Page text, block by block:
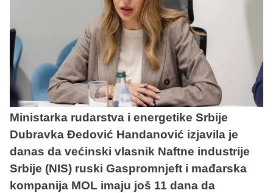
Ministarka rudarstva i energetike Srbije
Dubravka Đedović Handanović izjavila je
danas da većinski vlasnik Naftne industrije
Srbije (NIS) ruski Gaspromnjeft i mađarska
kompanija MOL imaju još 11 dana da